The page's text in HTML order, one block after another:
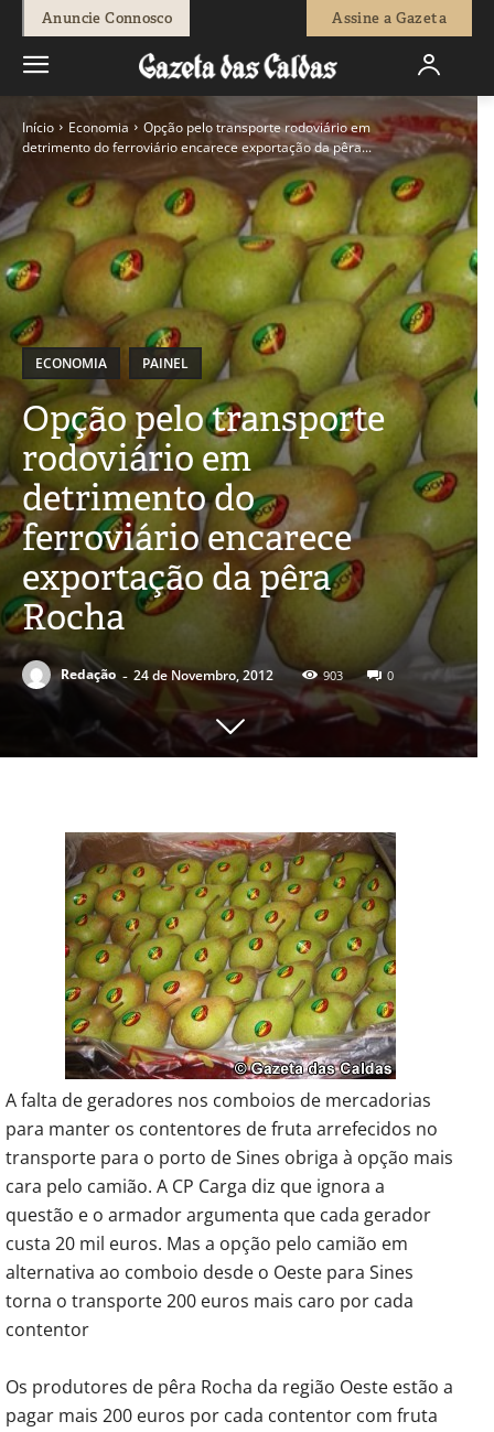
Anuncie Connosco Assine a Gazeta
Início Economia
Opção pelo transporte rodoviário em
detrimento do ferroviário encarece exportação da pêra...
ECONOMIA PAINEL
Opção pelo transporte
rodoviário em
detrimento do
ferroviário encarece
exportação da pêra
Rocha
Redação - 24 de Novembro, 2012 903 0
A falta de geradores nos comboios de mercadorias
para manter os contentores de fruta arrefecidos no
transporte para o porto de Sines obriga à opção mais
cara pelo camião. A CP Carga diz que ignora a
questão e o armador argumenta que cada gerador
custa 20 mil euros. Mas a opção pelo camião em
alternativa ao comboio desde o Oeste para Sines
torna o transporte 200 euros mais caro por cada
contentor
Os produtores de pêra Rocha da região Oeste estão a
pagar mais 200 euros por cada contentor com fruta